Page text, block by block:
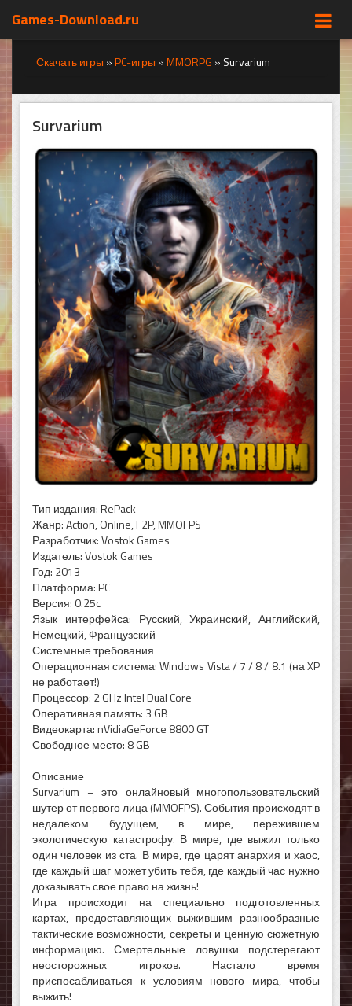
Games-Download.ru
Скачать игры »PC-игры »MMORPG » Survarium
Survarium
Тип издания: RePack
Жанр: Action, Online, F2P, MMOFPS
Разработчик: Vostok Games
Издатель: Vostok Games
Год: 2013
Платформа: PC
Версия: 0.25c
Язык интерфейса: Русский, Украинский, Английский,
Немецкий, Французский
Системные требования
Операционная система: Windows Vista / 7 / 8 / 8.1 (на XP
не работает!)
Процессор: 2 GHz Intel Dual Core
Оперативная память: 3 GB
Видеокарта: nVidiaGeForce 8800 GT
Свободное место: 8 GB
Описание
Survarium – это онлайновый многопользовательский
шутер от первого лица (MMOFPS). События происходят в
недалеком будущем, в мире, пережившем
экологическую катастрофу. В мире, где выжил только
один человек из ста. В мире, где царят анархия и хаос,
где каждый шаг может убить тебя, где каждый час нужно
доказывать свое право на жизнь!
Игра происходит на специально подготовленных
картах, предоставляющих выжившим разнообразные
тактические возможности, секреты и ценную сюжетную
информацию. Смертельные ловушки подстерегают
неосторожных игроков. Настало время
приспосабливаться к условиям нового мира, чтобы
выжить!